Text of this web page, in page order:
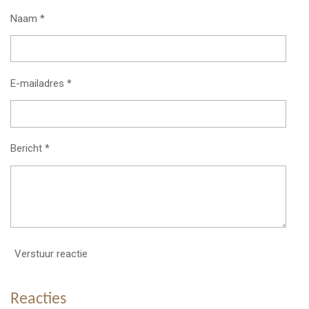
Naam *
E-mailadres *
Bericht *
Verstuur reactie
Reacties